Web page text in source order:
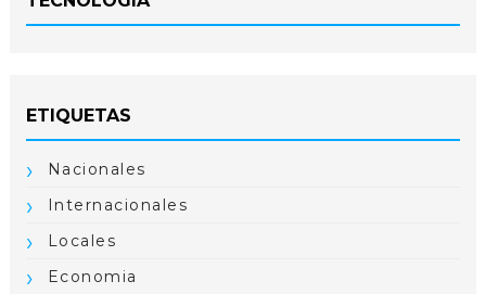
ETIQUETAS
Nacionales
Internacionales
Locales
Economia